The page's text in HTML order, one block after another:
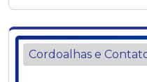
Cordoalhas e